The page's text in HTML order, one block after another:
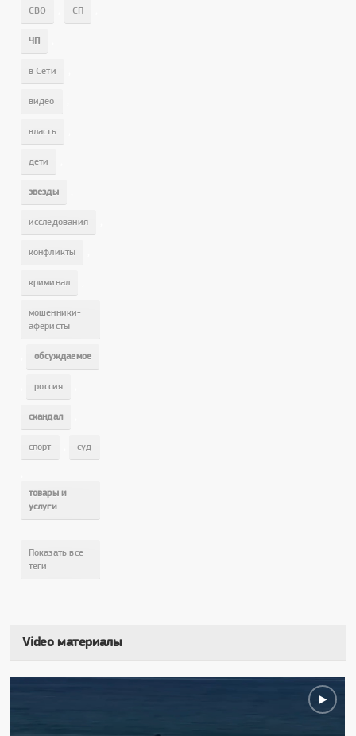
СВО СП
ЧП
в Сети
видео
власть
дети
звезды
исследования
конфликты
криминал
мошенники-
аферисты
обсуждаемое
россия
скандал
спорт суд
товары и
услуги
Показать все
теги
Video материалы